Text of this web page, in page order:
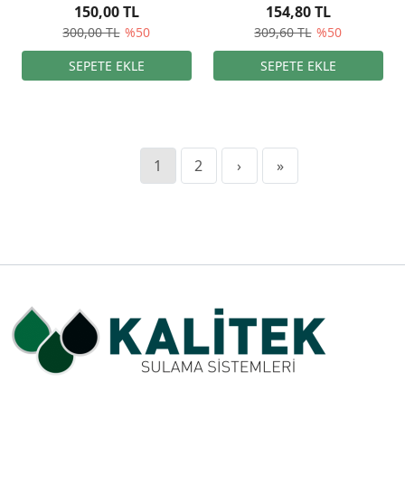
300,00 TL %50
150,00 TL
309,60 TL %50
154,80 TL
1 2 › »